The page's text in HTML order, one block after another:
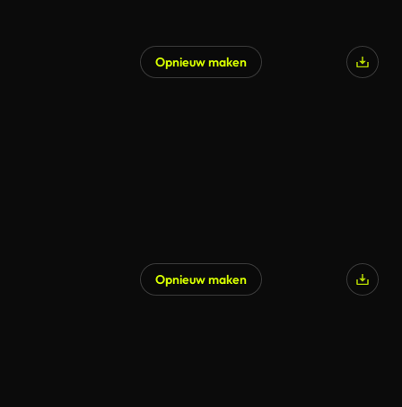
Opnieuw maken
Opnieuw maken